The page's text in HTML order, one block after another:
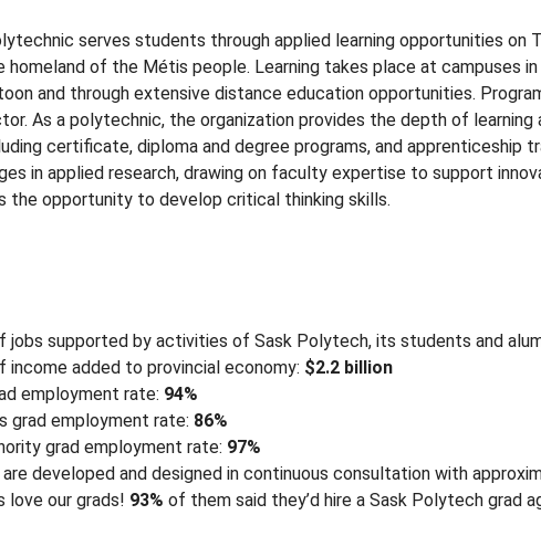
serves students through applied learning opportunities on
homeland of the Métis people. Learning takes place at campuses
and through extensive distance education opportunities.
As a polytechnic, the organization provides the depth of learning
certificate, diploma and degree programs, and apprenticeship
in applied research, drawing on faculty expertise to support
the opportunity to develop critical thinking skills.
jobs supported by activities of Sask Polytech, its students and
income added to provincial economy: $2.2 billion
employment rate: 94%
grad employment rate: 86%
grad employment rate: 97%
are developed and designed in continuous consultation with
love our grads! 93% of them said they’d hire a Sask Polytech grad